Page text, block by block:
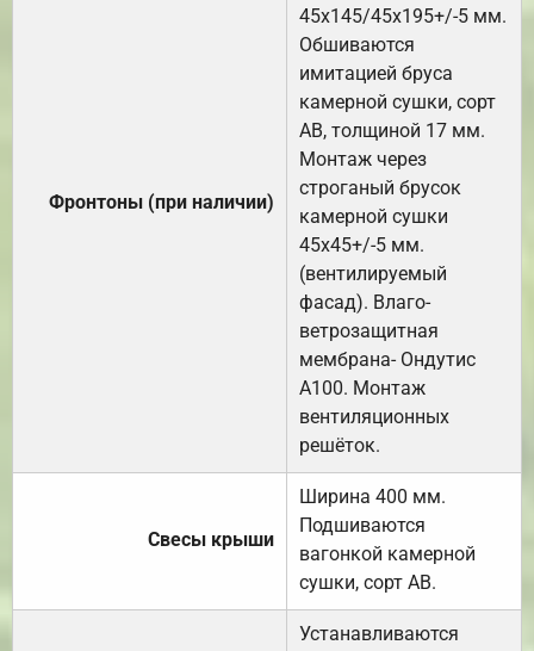
Фронтоны (при наличии)
45х145/45х195+/-5 мм.
Обшиваются
имитацией бруса
камерной сушки, сорт
АВ, толщиной 17 мм.
Монтаж через
строганый брусок
камерной сушки
45х45+/-5 мм.
(вентилируемый
фасад). Влаго-
ветрозащитная
мембрана- Ондутис
А100. Монтаж
вентиляционных
решёток.
Свесы крыши
Ширина 400 мм.
Подшиваются
вагонкой камерной
сушки, сорт АВ.
Устанавливаются